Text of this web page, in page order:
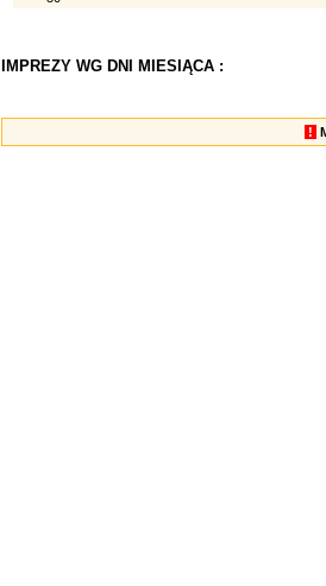
IMPREZY WG DNI MIESIĄCA :
!